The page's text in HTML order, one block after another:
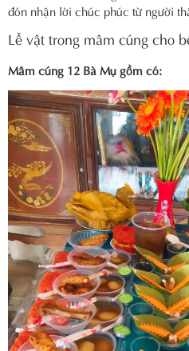
đón nhận lời chúc phúc từ người
Lễ vật trong mâm cúng cho
Mâm cúng 12 Bà Mụ gồm có: